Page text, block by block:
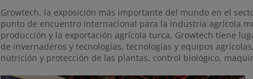
Growtech, la exposición más importante del mundo en el
punto de encuentro internacional para la industria agrícola
producción y la exportación agrícola turca, Growtech tiene
de invernaderos y tecnologías, tecnologías y equipos
nutrición y protección de las plantas, control biológico,